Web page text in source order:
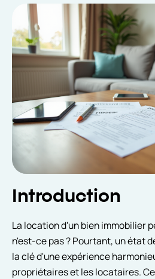
Introduction
La location d'un bien immobilier
n'est-ce pas ? Pourtant, un état
la clé d'une expérience
propriétaires et les locataires.